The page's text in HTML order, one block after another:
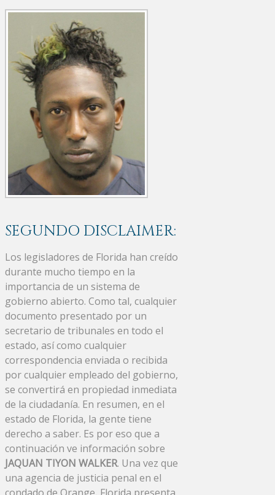
SEGUNDO DISCLAIMER:
Los legisladores de Florida han creído
durante mucho tiempo en la
importancia de un sistema de
gobierno abierto. Como tal, cualquier
documento presentado por un
secretario de tribunales en todo el
estado, así como cualquier
correspondencia enviada o recibida
por cualquier empleado del gobierno,
se convertirá en propiedad inmediata
de la ciudadanía. En resumen, en el
estado de Florida, la gente tiene
derecho a saber. Es por eso que a
continuación ve información sobre
JAQUAN TIYON WALKER. Una vez que
una agencia de justicia penal en el
condado de Orange, Florida presenta